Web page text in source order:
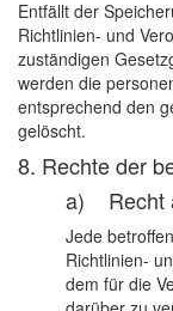
Entfällt der
Richtlinien- und
zuständigen
werden die
entsprechend den
gelöscht.
8. Rechte der
a) Recht
Jede
Richtlinien-
dem für die